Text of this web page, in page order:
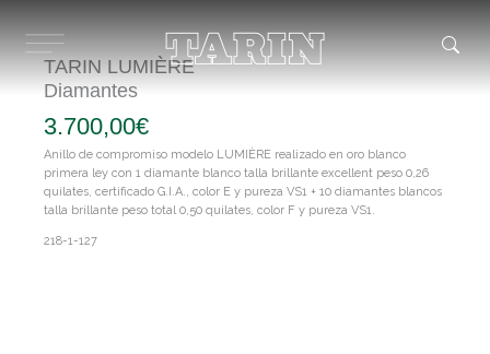
contenido
TARIN LUMIÈRE
Diamantes
3.700,00€
Anillo de compromiso modelo LUMIÈRE realizado en oro blanco
primera ley con 1 diamante blanco talla brillante excellent peso 0,26
quilates, certificado G.I.A., color E y pureza VS1 + 10 diamantes blancos
talla brillante peso total 0,50 quilates, color F y pureza VS1.
218-1-127